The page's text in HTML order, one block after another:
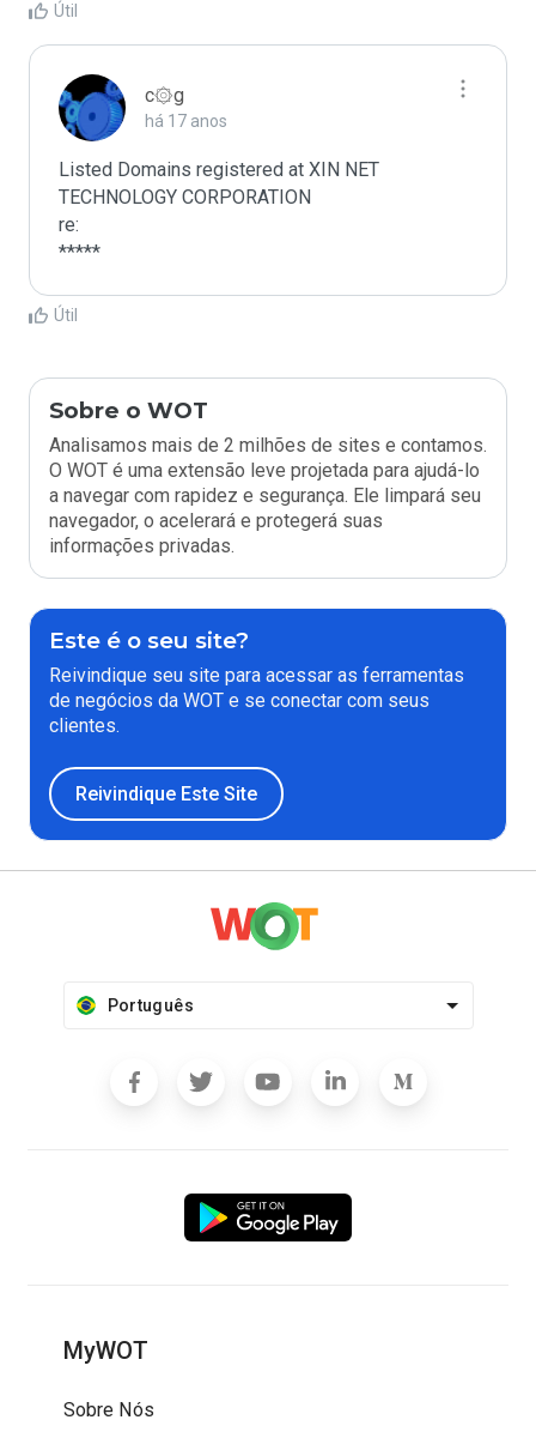
Útil
c۞g
há 17 anos
Listed Domains registered at XIN NET
TECHNOLOGY CORPORATION
re:
*****
Útil
Sobre o WOT
Analisamos mais de 2 milhões de sites e contamos.
O WOT é uma extensão leve projetada para ajudá-lo
a navegar com rapidez e segurança. Ele limpará seu
navegador, o acelerará e protegerá suas
informações privadas.
Este é o seu site?
Reivindique seu site para acessar as ferramentas
de negócios da WOT e se conectar com seus
clientes.
Reivindique Este Site
Português
MyWOT
Sobre Nós